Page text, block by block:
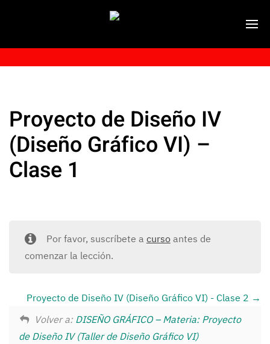
Proyecto de Diseño IV
(Diseño Gráfico VI) –
Clase 1
Por favor, suscríbete a cursoantes de
comenzar la lección.
Proyecto de Diseño IV (Diseño Gráfico VI) - Clase 2
Volver a: DISEÑO GRÁFICO – Materia: Proyecto
de Diseño IV (Taller de Diseño Gráfico VI)